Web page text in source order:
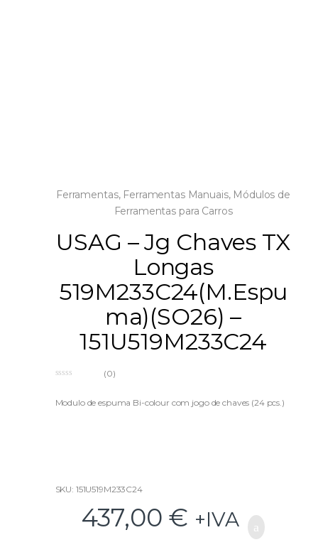
Ferramentas, Ferramentas Manuais, Módulos de
Ferramentas para Carros
USAG – Jg Chaves TX
Longas
519M233C24(M.Espu
ma)(SO26) –
151U519M233C24
u
(0)
Modulo de espuma Bi-colour com jogo de chaves (24 pcs.)
SKU: 151U519M233C24
437,00 € +IVA